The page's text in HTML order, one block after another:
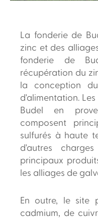
La fonderie de
zinc et des
fonderie de
récupération du
la conception
d'alimentation.
Budel en
composent
sulfurés à haute
d'autres
principaux
les alliages de
En outre, le site
cadmium, de